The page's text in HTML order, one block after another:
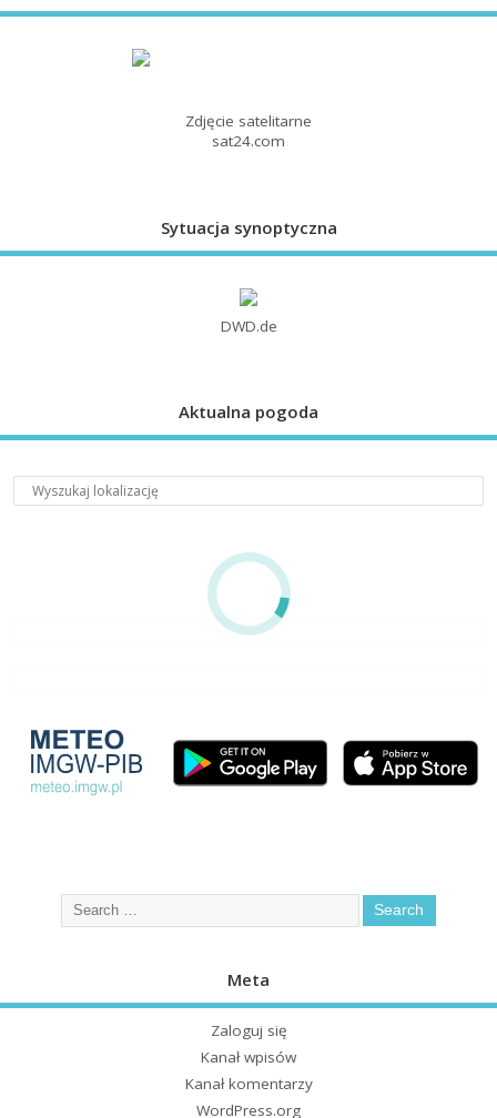
Zdjęcie satelitarne
sat24.com
Sytuacja synoptyczna
DWD.de
Aktualna pogoda
Meta
Zaloguj się
Kanał wpisów
Kanał komentarzy
WordPress.org